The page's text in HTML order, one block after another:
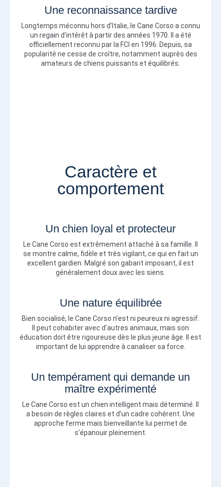
Une reconnaissance tardive
Longtemps méconnu hors d’Italie, le Cane Corso a connu
un regain d’intérêt à partir des années 1970. Il a été
officiellement reconnu par la FCI en 1996. Depuis, sa
popularité ne cesse de croître, notamment auprès des
amateurs de chiens puissants et équilibrés.
Caractère et
comportement
Un chien loyal et protecteur
Le Cane Corso est extrêmement attaché à sa famille. Il
se montre calme, fidèle et très vigilant, ce qui en fait un
excellent gardien. Malgré son gabarit imposant, il est
généralement doux avec les siens.
Une nature équilibrée
Bien socialisé, le Cane Corso n’est ni peureux ni agressif.
Il peut cohabiter avec d’autres animaux, mais son
éducation doit être rigoureuse dès le plus jeune âge. Il est
important de lui apprendre à canaliser sa force.
Un tempérament qui demande un
maître expérimenté
Le Cane Corso est un chien intelligent mais déterminé. Il
a besoin de règles claires et d’un cadre cohérent. Une
approche ferme mais bienveillante lui permet de
s’épanouir pleinement.